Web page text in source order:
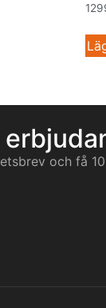
och få